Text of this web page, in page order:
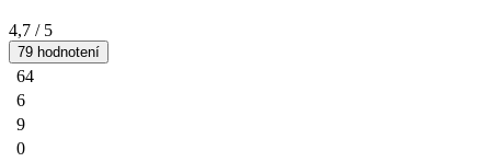
4,7 / 5
79 hodnotení
64
6
9
0